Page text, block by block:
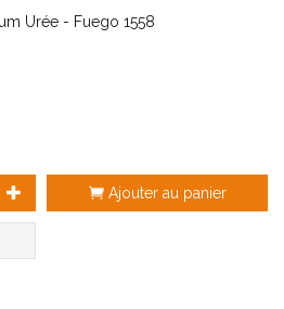
Urée - Fuego 1558
Ajouter au panier